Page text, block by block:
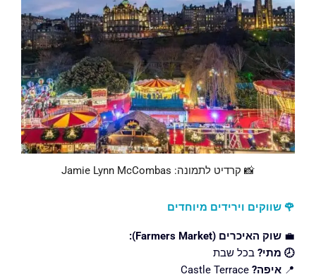
📸 קרדיט לתמונה: Jamie Lynn McCombas
🌹 שווקים וירידים מיוחדים
💼 שוק האיכרים (Farmers Market):
🕗 מתי? בכל שבת
📍 איפה?